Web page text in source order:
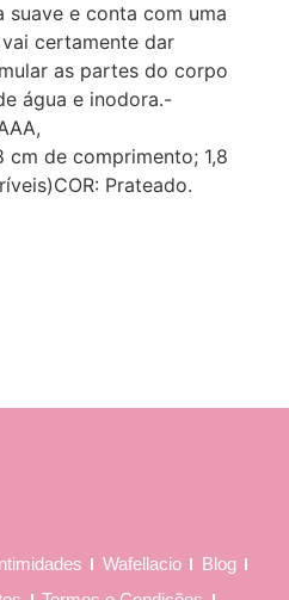
suave e conta com uma
certamente dar
as partes do corpo
água e inodora.-
cm de comprimento; 1,8
Prateado.
Wafellacio
Blog